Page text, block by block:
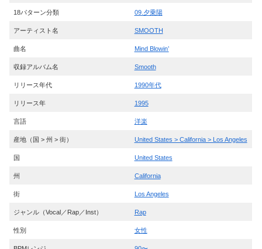
18パターン分類 09.夕乗陽
アーティスト名 SMOOTH
曲名 Mind Blowin’
収録アルバム名 Smooth
リリース年代 1990年代
リリース年 1995
言語 洋楽
産地（国 > 州 > 街） United States > California > Los Angeles
国 United States
州 California
街 Los Angeles
ジャンル（Vocal／Rap／Inst） Rap
性別 女性